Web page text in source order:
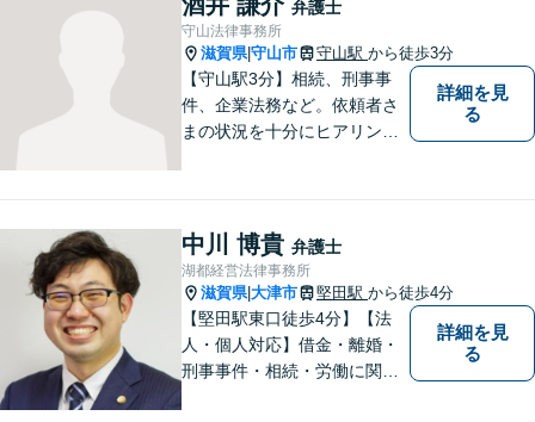
弁護士
守山法律事務所
滋賀県|守山市 守山駅 から徒歩3分
【守山駅3分】相続、刑事事
件、企業法務など。依頼者さ
まの状況を十分にヒアリング
ます。お気軽にご相談くださ
い【隣接駐車場あり】
詳細を見
る
中川 博貴 弁護士
湖都経営法律事務所
滋賀県|大津市 堅田駅 から徒歩4分
【堅田駅東口徒歩4分】【法
人・個人対応】借金・離婚・
刑事事件・相続・労働に関す
詳細を見
る